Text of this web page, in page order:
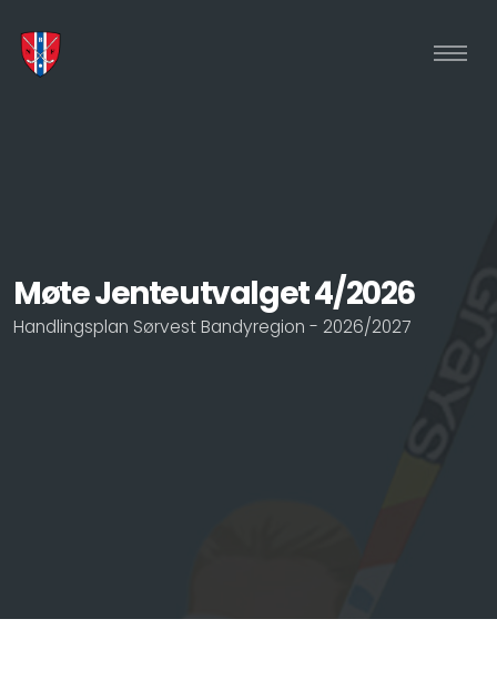
Møte Jenteutvalget 4/2026
Handlingsplan Sørvest Bandyregion - 2026/2027